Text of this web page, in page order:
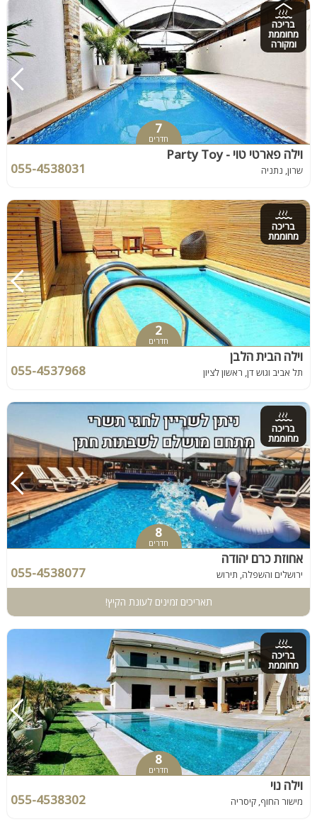
בריכה
מחוממת
ומקורה
7
חדרים
וילה פארטי טוי - Party Toy
שרון, נתניה 055-4538031
בריכה
מחוממת
2
חדרים
וילה הבית הלבן
תל אביב וגוש דן, ראשון לציון 055-4537968
בריכה
מחוממת
8
חדרים
אחוזת כרם יהודה
ירושלים והשפלה, תירוש 055-4538077
תאריכים זמינים לעונת הקיץ!
בריכה
מחוממת
8
חדרים
וילה נוי
מישור החוף, קיסריה 055-4538302